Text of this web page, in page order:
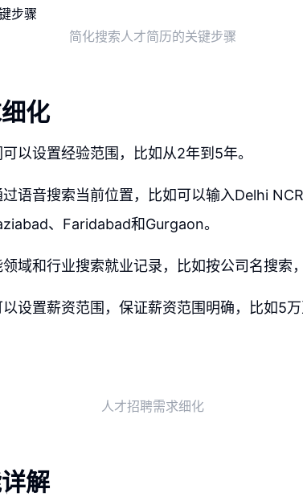
简化搜索人才简历的关键步骤
化
以设置经验范围，比如从2年到5年。
语音搜索当前位置，比如可以输入Delhi
、Faridabad和Gurgaon。
域和行业搜索就业记录，比如按公司名搜索
设置薪资范围，保证薪资范围明确，比如5万
人才招聘需求细化
解